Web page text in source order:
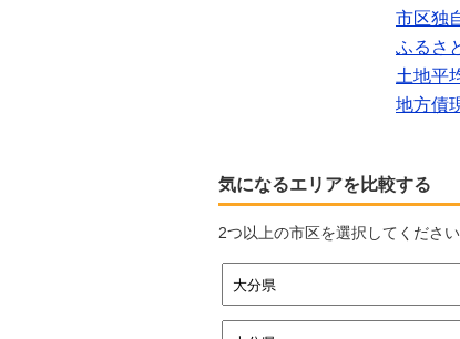
市区独
ふるさ
土地平
地方債
気になるエリアを比較する
2つ以上の市区を選択してくださ